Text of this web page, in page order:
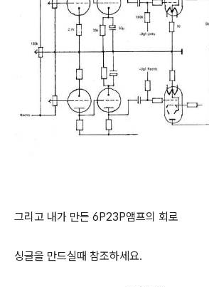
그리고 내가 만든 6P23P앰프의 회로
싱글을 만드실때 참조하세요.